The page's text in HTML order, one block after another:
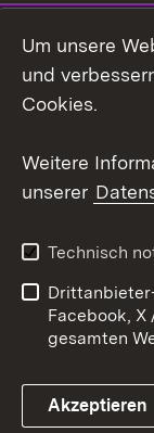
Mastodon
Youtube
Link zum
Kontakt
Barrierefreiheit
Impressum
Um unsere
und
Cookies.
Weitere
unserer
Technisch
Facebook,
gesamten
Akzeptieren